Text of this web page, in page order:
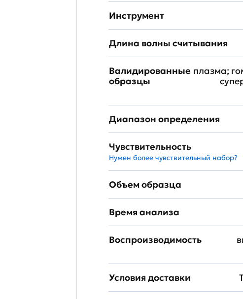
Инструмент
Длина волны считывания
Валидированные
образцы
плазма;
Диапазон определения
Чувствительность
Нужен более чувствительный набор?
Объем образца
Время анализа
Воспроизводимость
Условия доставки